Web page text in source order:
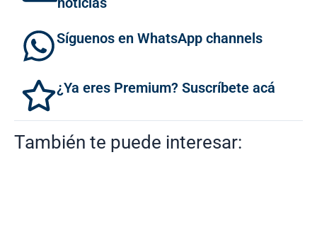
Síguenos en WhatsApp channels
¿Ya eres Premium? Suscríbete acá
También te puede interesar: